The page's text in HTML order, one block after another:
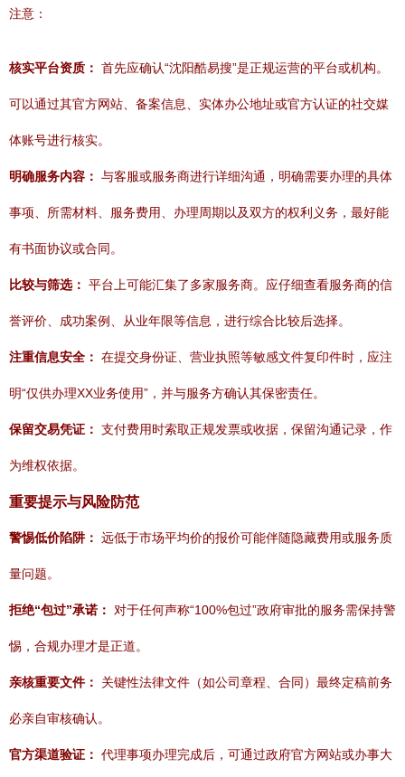
注意：
核实平台资质： 首先应确认“沈阳酷易搜”是正规运营的平台或机构。
可以通过其官方网站、备案信息、实体办公地址或官方认证的社交媒
体账号进行核实。
明确服务内容： 与客服或服务商进行详细沟通，明确需要办理的具体
事项、所需材料、服务费用、办理周期以及双方的权利义务，最好能
有书面协议或合同。
比较与筛选： 平台上可能汇集了多家服务商。应仔细查看服务商的信
誉评价、成功案例、从业年限等信息，进行综合比较后选择。
注重信息安全： 在提交身份证、营业执照等敏感文件复印件时，应注
明“仅供办理XX业务使用”，并与服务方确认其保密责任。
保留交易凭证： 支付费用时索取正规发票或收据，保留沟通记录，作
为维权依据。
重要提示与风险防范
警惕低价陷阱： 远低于市场平均价的报价可能伴随隐藏费用或服务质
量问题。
拒绝“包过”承诺： 对于任何声称“100%包过”政府审批的服务需保持警
惕，合规办理才是正道。
亲核重要文件： 关键性法律文件（如公司章程、合同）最终定稿前务
必亲自审核确认。
官方渠道验证： 代理事项办理完成后，可通过政府官方网站或办事大